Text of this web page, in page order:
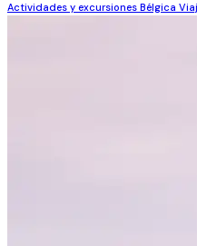
Actividades y excursiones Bélgica